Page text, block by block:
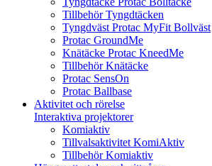
Tillbehör Tyngdtäcken
Tyngdväst Protac MyFit Bollväst
Protac GroundMe
Knätäcke Protac KneedMe
Tillbehör Knätäcke
Protac SensOn
Protac Ballbase
Aktivitet och rörelse
Interaktiva projektorer
Komiaktiv
Tillvalsaktivitet KomiAktiv
Tillbehör Komiaktiv